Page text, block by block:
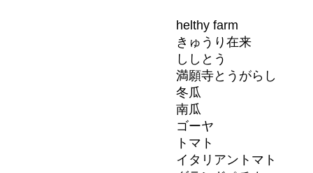
helthy farm
きゅうり在来
ししとう
満願寺とうがらし
冬瓜
南瓜
ゴーヤ
トマト
イタリアントマト